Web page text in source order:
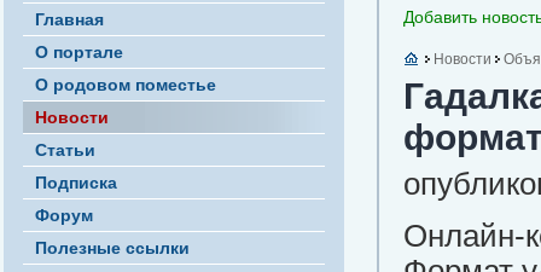
Главная
О портале
О родовом поместье
Новости
Статьи
Подписка
Форум
Полезные ссылки
Добавить
Новости
Онлайн-